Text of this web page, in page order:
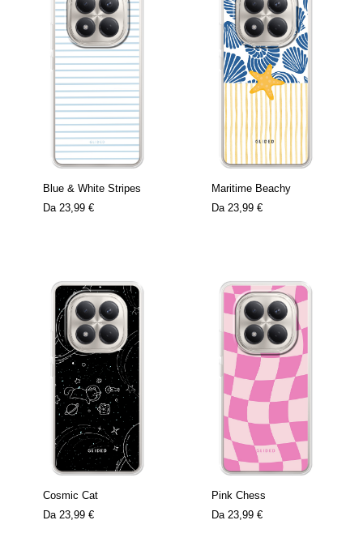
Blue & White Stripes
Da 23,99 €
Maritime Beachy
Da 23,99 €
Cosmic Cat
Da 23,99 €
Pink Chess
Da 23,99 €